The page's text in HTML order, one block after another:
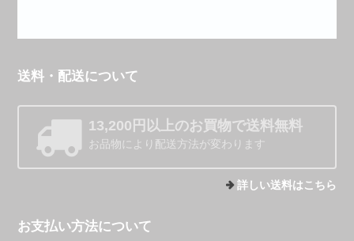
送料・配送について
13,200円以上のお買物で送料無料
お品物により配送方法が変わります
詳しい送料はこちら
お支払い方法について